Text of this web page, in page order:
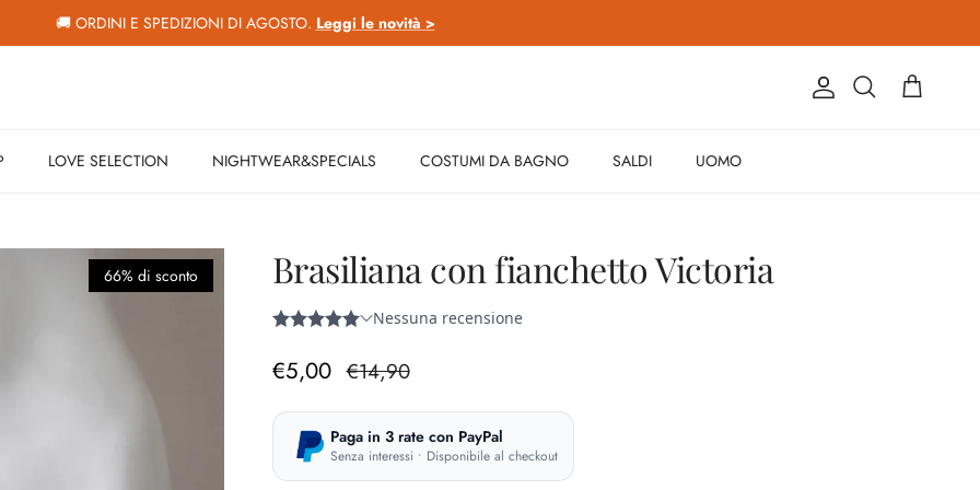
🚚 ORDINI E SPEDIZIONI DI AGOSTO. Leggi le novità >
AccountCerca Carrello
LOVE SELECTION NIGHTWEAR&SPECIALS COSTUMI DA BAGNO SALDI UOMO
66% di sconto Brasiliana con fianchetto Victoria
Prezzo di vendita
€5,00 €14,90
Paga in 3 rate con PayPal
Senza interessi • Disponibile al checkout